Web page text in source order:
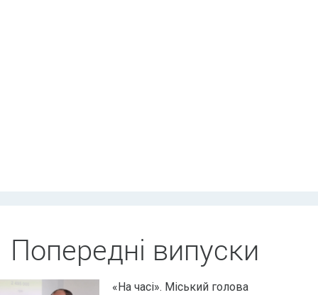
Попередні випуски
«На часі». Міський голова